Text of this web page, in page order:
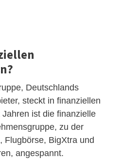
Deutschlands
steckt in finanziellen
ist die finanzielle
zu der
Flugbörse, BigXtra und
angespannt.